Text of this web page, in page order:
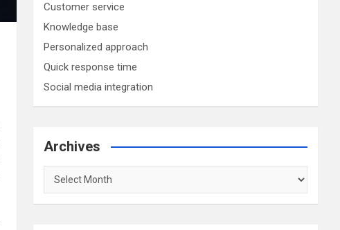
Customer service
Knowledge base
Personalized approach
Quick response time
Social media integration
Archives
Archives